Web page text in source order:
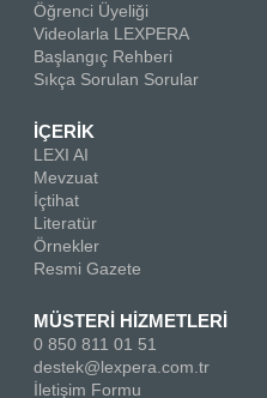
Öğrenci Üyeliği
Videolarla LEXPERA
Başlangıç Rehberi
Sıkça Sorulan Sorular
İÇERİK
LEXI AI
Mevzuat
İçtihat
Literatür
Örnekler
Resmi Gazete
MÜSTERİ HİZMETLERİ
0 850 811 01 51
destek@lexpera.com.tr
İletişim Formu